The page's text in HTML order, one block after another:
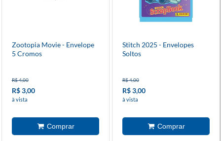
Zootopia Movie - Envelope
5 Cromos
R$ 4,00
R$ 3,00
à vista
Stitch 2025 - Envelopes
Soltos
R$ 4,00
R$ 3,00
à vista